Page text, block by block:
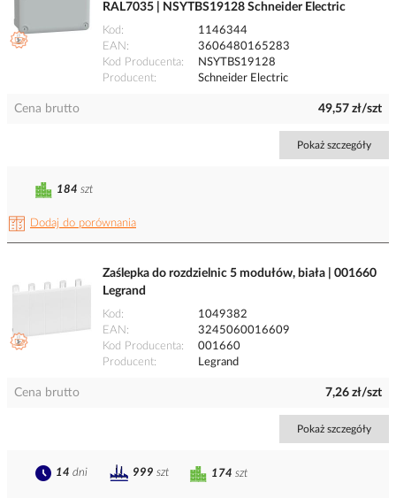
RAL7035 | NSYTBS19128 Schneider Electric
Kod
1146344
EAN
3606480165283
Kod Producenta
NSYTBS19128
Producent
Schneider Electric
Cena brutto 49,57 zł/szt
Pokaż szczegóły
Dodaj do porównania
184 szt
Zaślepka do rozdzielnic 5 modułów, biała | 001660
Legrand
Kod
1049382
EAN
3245060016609
Kod Producenta
001660
Producent
Legrand
Cena brutto 7,26 zł/szt
Pokaż szczegóły
174 szt
14 dni 999 szt